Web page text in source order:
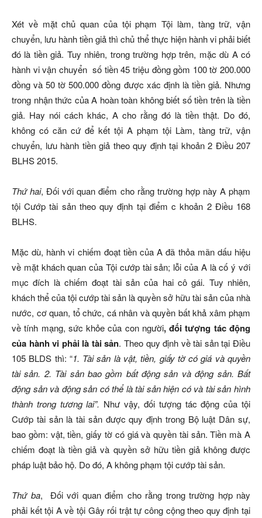
Xét về mặt chủ quan của tội phạm Tội làm, tàng trữ, vận
chuyển, lưu hành tiền giả thì chủ thể thực hiện hành vi phải biết
đó là tiền giả. Tuy nhiên, trong trường hợp trên, mặc dù A có
hành vi vận chuyển số tiền 45 triệu đồng gồm 100 tờ 200.000
đồng và 50 tờ 500.000 đồng được xác định là tiền giả. Nhưng
trong nhận thức của A hoàn toàn không biết số tiền trên là tiền
giả. Hay nói cách khác, A cho rằng đó là tiền thật. Do đó,
không có căn cứ để kết tội A phạm tội Làm, tàng trữ, vận
chuyển, lưu hành tiền giả theo quy định tại khoản 2 Điều 207
BLHS 2015.
Thứ hai, Đối với quan điểm cho rằng trường hợp này A phạm
tội Cướp tài sản theo quy định tại điểm c khoản 2 Điều 168
BLHS.
Mặc dù, hành vi chiếm đoạt tiền của A đã thỏa mãn dấu hiệu
về mặt khách quan của Tội cướp tài sản; lỗi của A là cố ý với
mục đích là chiếm đoạt tài sản của hai cô gái. Tuy nhiên,
khách thể của tội cướp tài sản là quyền sở hữu tài sản của nhà
nước, cơ quan, tổ chức, cá nhân và quyền bất khả xâm phạm
về tính mạng, sức khỏe của con người, đối tượng tác động
của hành vi phải là tài sản. Theo quy định về tài sản tại Điều
105 BLDS thì: “1. Tài sản là vật, tiền, giấy tờ có giá và quyền
tài sản. 2. Tài sản bao gồm bất động sản và động sản. Bất
động sản và động sản có thể là tài sản hiện có và tài sản hình
thành trong tương lai”. Như vậy, đối tượng tác động của tội
Cướp tài sản là tài sản được quy định trong Bộ luật Dân sự,
bao gồm: vật, tiền, giấy tờ có giá và quyền tài sản. Tiền mà A
chiếm đoạt là tiền giả và quyền sở hữu tiền giả không được
pháp luật bảo hộ. Do đó, A không phạm tội cướp tài sản.
Thứ ba, Đối với quan điểm cho rằng trong trường hợp này
phải kết tội A về tội Gây rối trật tự công cộng theo quy định tại